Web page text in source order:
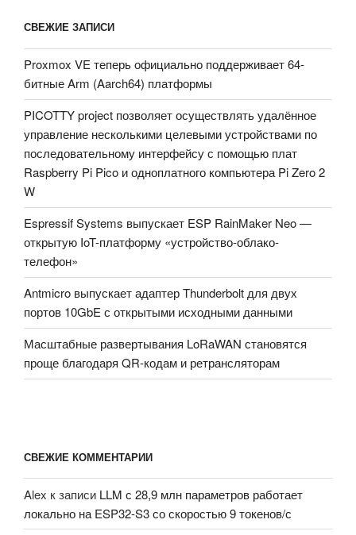
СВЕЖИЕ ЗАПИСИ
Proxmox VE теперь официально поддерживает 64-
битные Arm (Aarch64) платформы
PICOTTY project позволяет осуществлять удалённое
управление несколькими целевыми устройствами по
последовательному интерфейсу с помощью плат
Raspberry Pi Pico и одноплатного компьютера Pi Zero 2
W
Espressif Systems выпускает ESP RainMaker Neo —
открытую IoT-платформу «устройство-облако-
телефон»
Antmicro выпускает адаптер Thunderbolt для двух
портов 10GbE с открытыми исходными данными
Масштабные развертывания LoRaWAN становятся
проще благодаря QR-кодам и ретрансляторам
СВЕЖИЕ КОММЕНТАРИИ
Alex к записи LLM с 28,9 млн параметров работает
локально на ESP32-S3 со скоростью 9 токенов/с